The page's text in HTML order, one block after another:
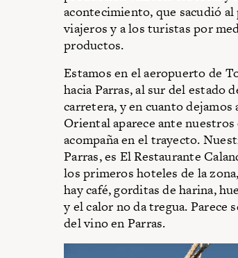
acontecimiento, que sacudió
viajeros y a los turistas por
productos.
Estamos en el aeropuerto de
hacia Parras, al sur del estado
carretera, y en cuanto dejamos
Oriental aparece ante
acompaña en el trayecto.
Parras, es El Restaurante
los primeros hoteles de la
hay café, gorditas de harina,
y el calor no da tregua. Parece
del vino en Parras.